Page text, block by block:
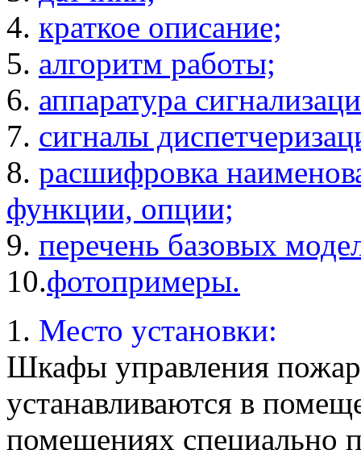
4. краткое описание;
5. алгоритм работы;
6. аппаратура
7. сигналы
8. расшифровка
функции, опции;
9. перечень базовых
10.фотопримеры.
1. Место установки:
Шкафы управления
устанавливаются в
помещениях специально